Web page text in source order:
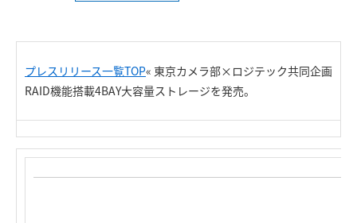
プレスリリース一覧TOP« 東京カメラ部×ロジテック共同企画
RAID機能搭載4BAY大容量ストレージを発売。